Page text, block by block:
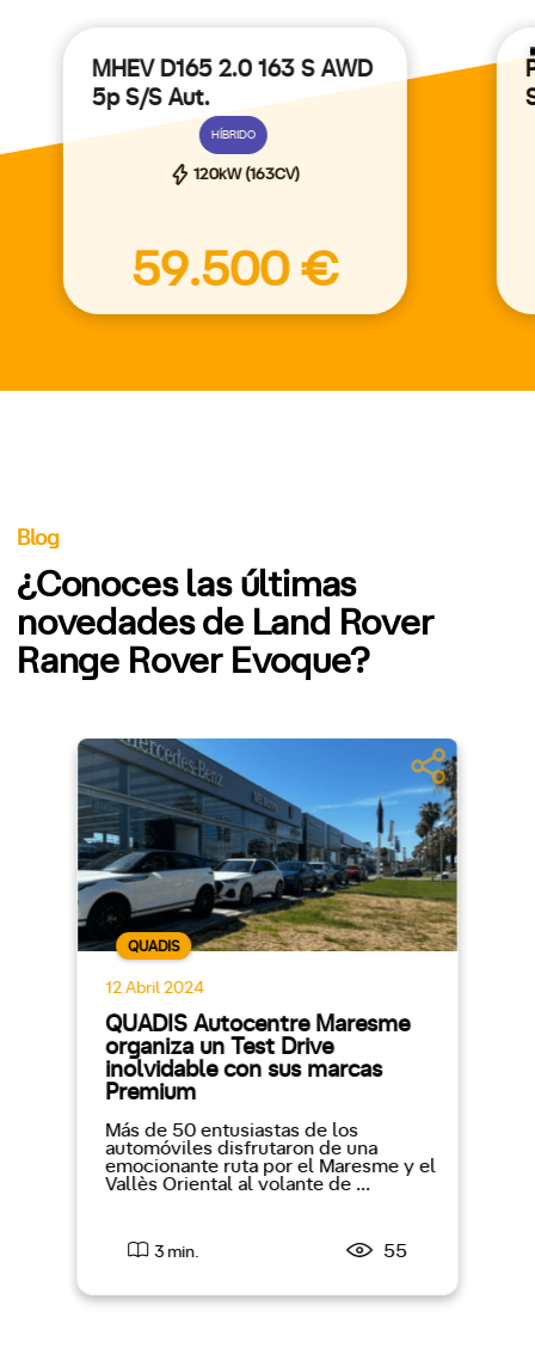
MHEV D165 2.0 163 S AWD
5p S/S Aut.
HÍBRIDO
120kW (163CV)
59.500 €
Blog
¿Conoces las últimas
novedades de Land Rover
Range Rover Evoque?
QUADIS
12 Abril 2024
QUADIS Autocentre Maresme
organiza un Test Drive
inolvidable con sus marcas
Premium
Más de 50 entusiastas de los
automóviles disfrutaron de una
emocionante ruta por el Maresme y el
Vallès Oriental al volante de ...
3 min. 55